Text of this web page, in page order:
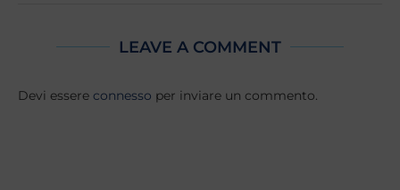
LEAVE A COMMENT
Devi essere connesso per inviare un commento.